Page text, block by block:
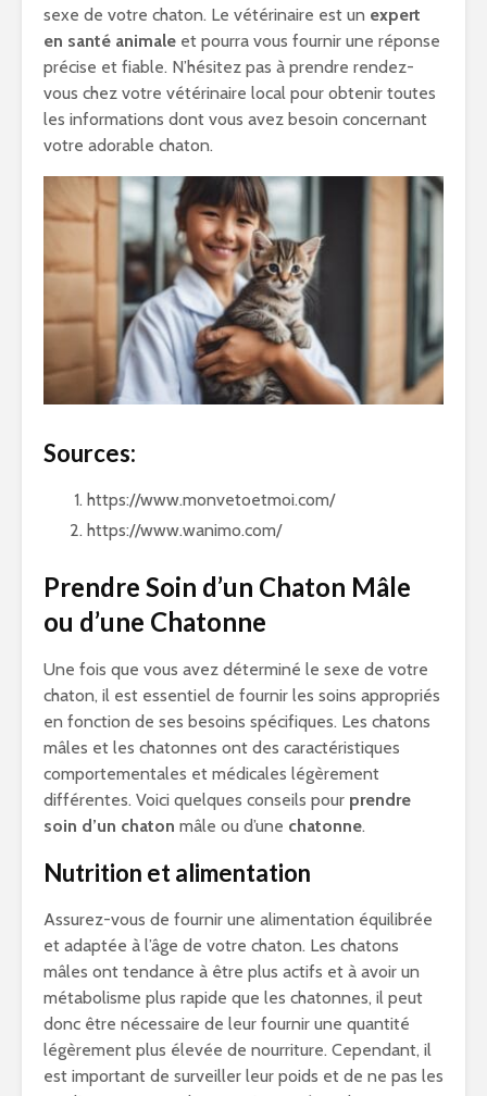
sexe de votre chaton. Le vétérinaire est un expert
en santé animale et pourra vous fournir une réponse
précise et fiable. N’hésitez pas à prendre rendez-
vous chez votre vétérinaire local pour obtenir toutes
les informations dont vous avez besoin concernant
votre adorable chaton.
Sources:
https://www.monvetoetmoi.com/
https://www.wanimo.com/
Prendre Soin d’un Chaton Mâle
ou d’une Chatonne
Une fois que vous avez déterminé le sexe de votre
chaton, il est essentiel de fournir les soins appropriés
en fonction de ses besoins spécifiques. Les chatons
mâles et les chatonnes ont des caractéristiques
comportementales et médicales légèrement
différentes. Voici quelques conseils pour prendre
soin d’un chaton mâle ou d’une chatonne.
Nutrition et alimentation
Assurez-vous de fournir une alimentation équilibrée
et adaptée à l’âge de votre chaton. Les chatons
mâles ont tendance à être plus actifs et à avoir un
métabolisme plus rapide que les chatonnes, il peut
donc être nécessaire de leur fournir une quantité
légèrement plus élevée de nourriture. Cependant, il
est important de surveiller leur poids et de ne pas les